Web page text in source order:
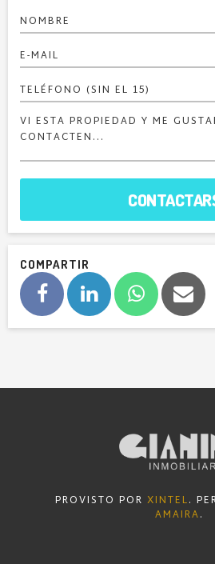
COMPARTIR
PROVISTO POR XINTEL.
AMAIRA.